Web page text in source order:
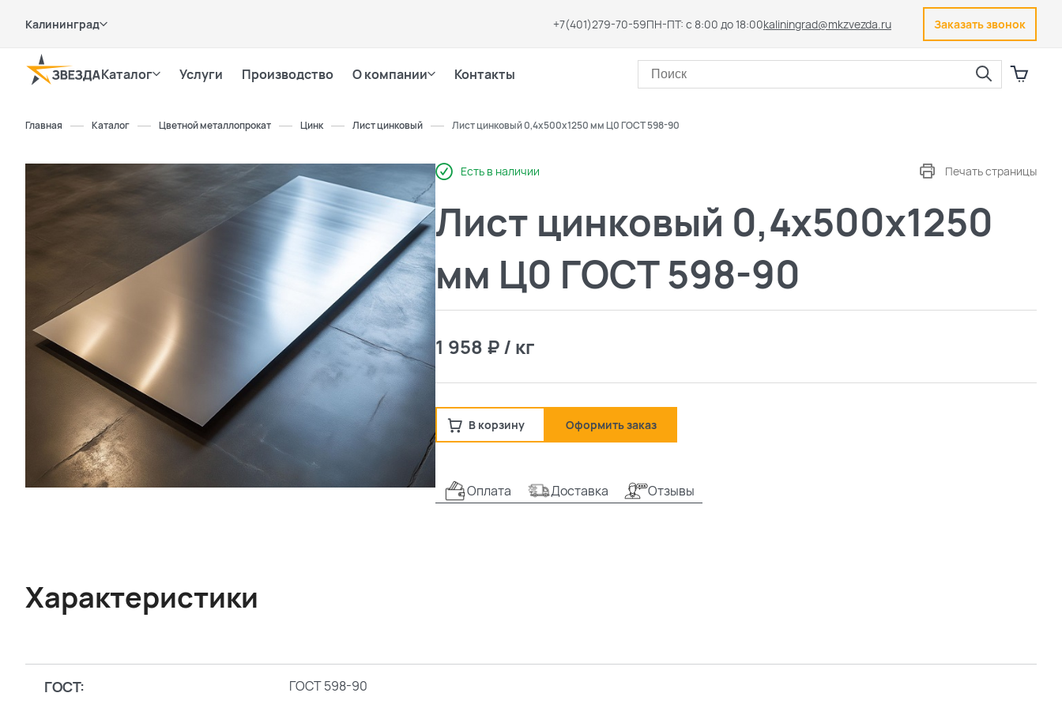
Калининград +7(401)279-70-59ПН-ПТ: с 8:00 до 18:00kaliningrad@mkzvezda.ru Заказать звонок
Каталог Услуги Производство О компании Контакты
Главная Каталог Цветной металлопрокат Цинк Лист цинковый Лист цинковый 0,4х500х1250 мм Ц0 ГОСТ 598-90
Есть в наличии Печать страницы
Лист цинковый 0,4х500х1250
мм Ц0 ГОСТ 598-90
1 958 ₽ / кг
В корзину Оформить заказ
Оплата Доставка Отзывы
Характеристики
ГОСТ: ГОСТ 598-90